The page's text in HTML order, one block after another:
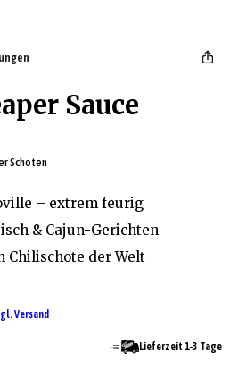
Sauce
Schoten
– extrem feurig
& Cajun-Gerichten
Chilischote der Welt
Versand
Lieferzeit 1-3 Tage